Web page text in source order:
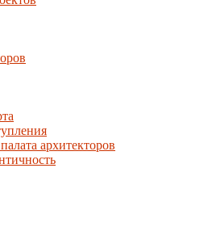
архитекторов